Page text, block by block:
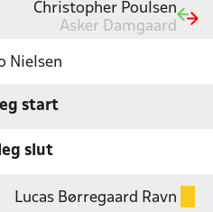
Christopher Poulsen
Asker Damgaard
Nielsen
start
slut
Lucas Børregaard Ravn